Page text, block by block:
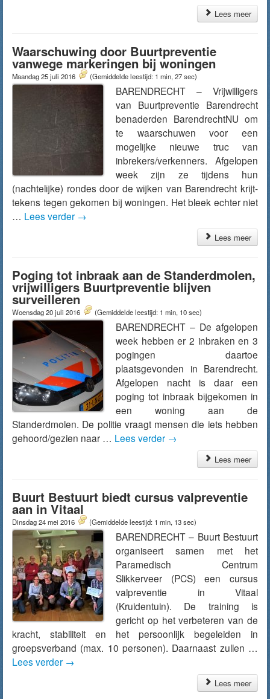
Lees meer
Waarschuwing door Buurtpreventie
vanwege markeringen bij woningen
Maandag 25 juli 2016 (Gemiddelde leestijd: 1 min, 27 sec)
BARENDRECHT – Vrijwilligers
van Buurtpreventie Barendrecht
benaderden BarendrechtNU om
te waarschuwen voor een
mogelijke nieuwe truc van
inbrekers/verkenners. Afgelopen
week zijn ze tijdens hun
(nachtelijke) rondes door de wijken van Barendrecht krijt-
tekens tegen gekomen bij woningen. Het bleek echter niet
… Lees verder →
Lees meer
Poging tot inbraak aan de Standerdmolen,
vrijwilligers Buurtpreventie blijven
surveilleren
Woensdag 20 juli 2016 (Gemiddelde leestijd: 1 min, 10 sec)
BARENDRECHT – De afgelopen
week hebben er 2 inbraken en 3
pogingen daartoe
plaatsgevonden in Barendrecht.
Afgelopen nacht is daar een
poging tot inbraak bijgekomen in
een woning aan de
Standerdmolen. De politie vraagt mensen die iets hebben
gehoord/gezien naar … Lees verder →
Lees meer
Buurt Bestuurt biedt cursus valpreventie
aan in Vitaal
Dinsdag 24 mei 2016 (Gemiddelde leestijd: 1 min, 13 sec)
BARENDRECHT – Buurt Bestuurt
organiseert samen met het
Paramedisch Centrum
Slikkerveer (PCS) een cursus
valpreventie in Vitaal
(Kruidentuin). De training is
gericht op het verbeteren van de
kracht, stabiliteit en het persoonlijk begeleiden in
groepsverband (max. 10 personen). Daarnaast zullen …
Lees verder →
Lees meer